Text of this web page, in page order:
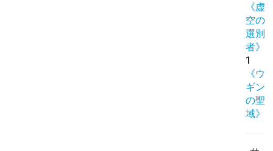
《虚
空の
選別
者》
1
《ウ
ギン
の聖
域》